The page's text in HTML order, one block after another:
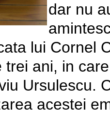
dar nu
lui Cornel
trei ani, in
Ursulescu.
acestei